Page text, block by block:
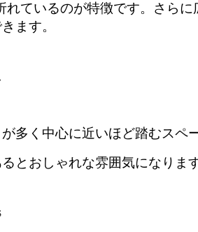
ているのが特徴です。さら
ます。
多く中心に近いほど踏むスペ
とおしゃれな雰囲気になります